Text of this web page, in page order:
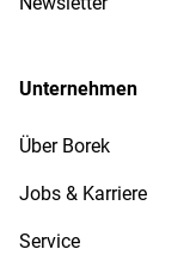
Unternehmen
Über Borek
Jobs & Karriere
Service